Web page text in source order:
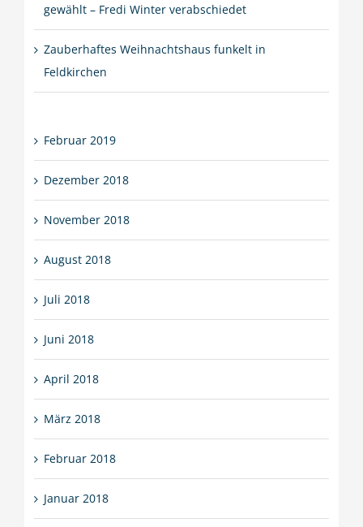
gewählt – Fredi Winter verabschiedet
Zauberhaftes Weihnachtshaus funkelt in
Feldkirchen
Februar 2019
Dezember 2018
November 2018
August 2018
Juli 2018
Juni 2018
April 2018
März 2018
Februar 2018
Januar 2018